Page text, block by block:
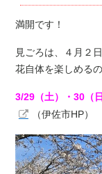
満開です！
見ごろは、４月２
花自体を楽しめる
3/29（土）・30（
（伊佐市HP）